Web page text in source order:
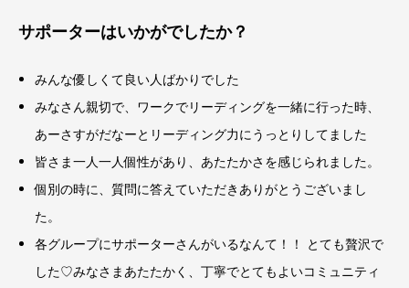
サポーターはいかがでしたか？
みんな優しくて良い人ばかりでした
みなさん親切で、ワークでリーディングを一緒に行った時、
あーさすがだなーとリーディング力にうっとりしてました
皆さま一人一人個性があり、あたたかさを感じられました。
個別の時に、質問に答えていただきありがとうございまし
た。
各グループにサポーターさんがいるなんて！！ とても贅沢で
した♡みなさまあたたかく、丁寧でとてもよいコミュニティ